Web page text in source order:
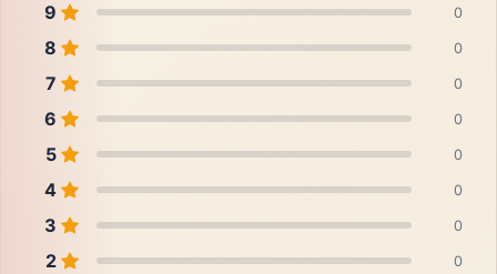
9 0
8 0
7 0
6 0
5 0
4 0
3 0
2 0